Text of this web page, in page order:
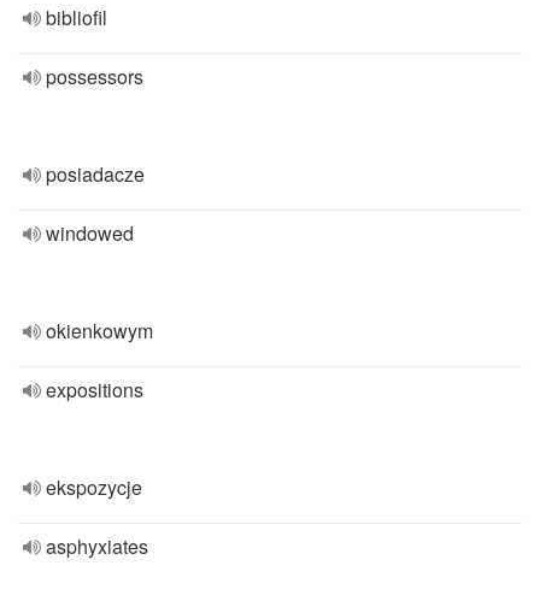
bibliofil
possessors
posiadacze
windowed
okienkowym
expositions
ekspozycje
asphyxiates